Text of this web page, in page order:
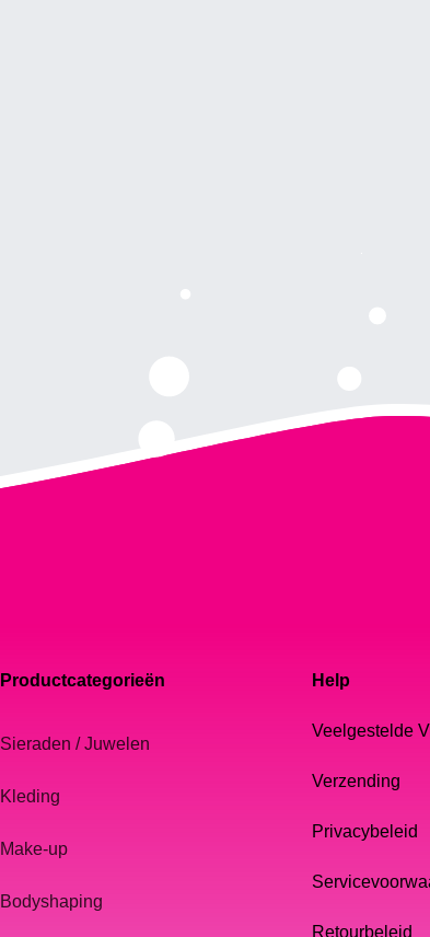
Productcategorieën
Sieraden / Juwelen
Kleding
Make-up
Bodyshaping
Help
Veelgestelde
Verzending
Privacybeleid
Retourbeleid